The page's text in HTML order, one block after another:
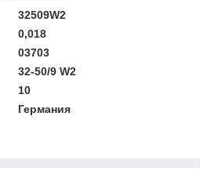
32509W2
0,018
03703
32-50/9 W2
10
Германия